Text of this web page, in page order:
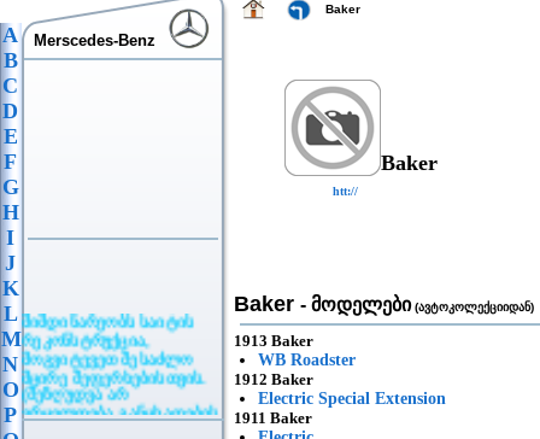
A
B
C
D
E
F
G
H
I
J
K
L
M
N
O
P
Merscedes-Benz
მიმდინარეობს საიტის
რეკონსტრუქცია,
მოგვიტევეთ შესაძლო
მცირე შეფერხებისთვის.
(შეზღუდვა არ
ვრცელდება განცხადების
განთავსებაზე)
Baker
Baker
htt://
Baker - მოდელები(ავტოკოლექციიდან)
1913 Baker
WB Roadster
1912 Baker
Electric Special Extension
1911 Baker